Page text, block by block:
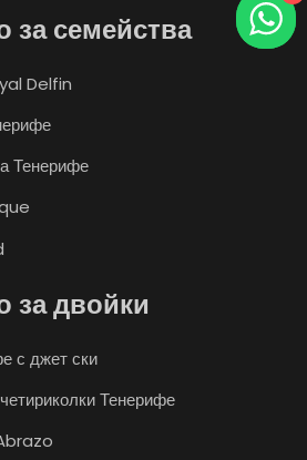
за семейства
Delfin
Тенерифе
за двойки
с джет ски
Тенерифе